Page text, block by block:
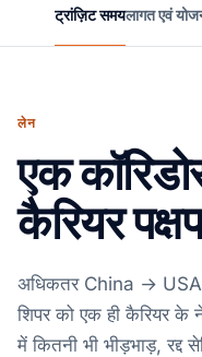
ट्रांज़िट समयलागत एवं
लेन
एक
कैरियर
अधिकतर China → USA
शिपर को एक ही कैरियर के
में कितनी भी भीड़भाड़,